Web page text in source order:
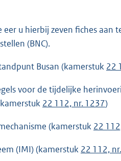
u hierbij zeven fiches
(BNC).
Busan (kamerstuk 22
voor de tijdelijke
22 112, nr. 1237)
(kamerstuk 22
(IMI) (kamerstuk 22 112,